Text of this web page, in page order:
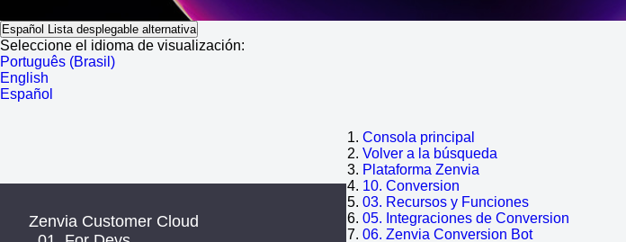
Español Lista desplegable alternativa
Seleccione el idioma de visualización:
Português (Brasil)
English
Español
Consola principal
Volver a la búsqueda
Plataforma Zenvia
10. Conversion
03. Recursos y Funciones
05. Integraciones de Conversion
06. Zenvia Conversion Bot
Zenvia Customer Cloud